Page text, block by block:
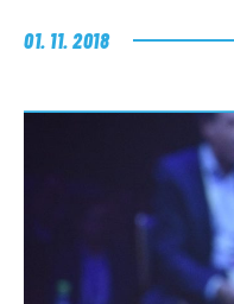
01. 11. 2018